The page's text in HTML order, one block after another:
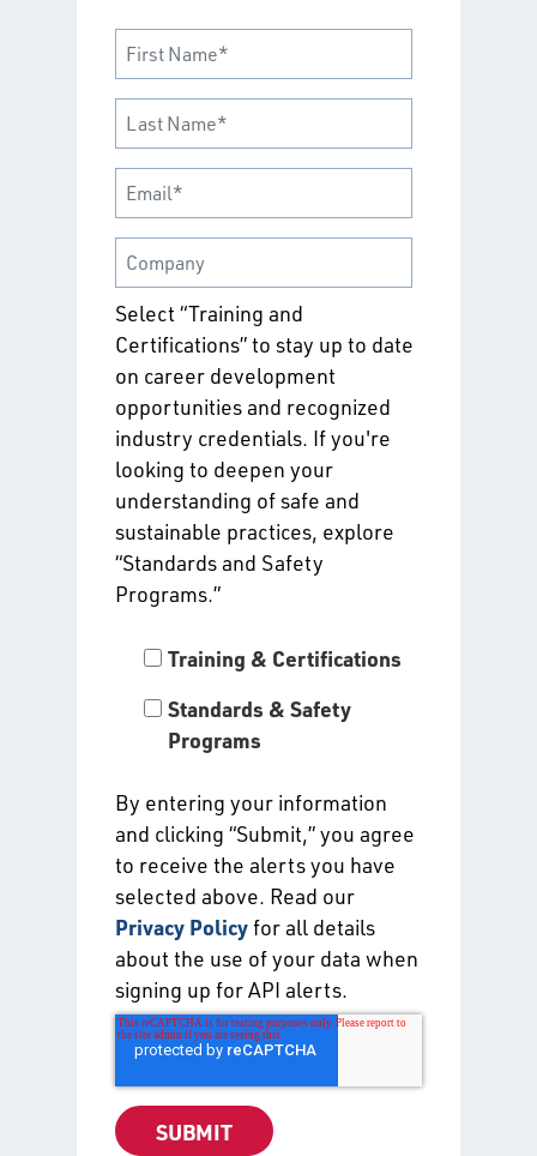
Select “Training and
Certifications” to stay up to date
on career development
opportunities and recognized
industry credentials. If you're
looking to deepen your
understanding of safe and
sustainable practices, explore
“Standards and Safety
Programs.”
Training & Certifications
Standards & Safety
Programs
By entering your information
and clicking “Submit,” you agree
to receive the alerts you have
selected above. Read our
Privacy Policyfor all details
about the use of your data when
signing up for API alerts.